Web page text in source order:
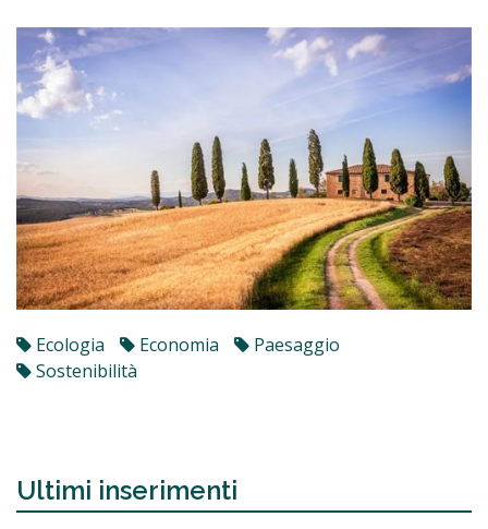
Ecologia Economia
Paesaggio
Sostenibilità
Ultimi inserimenti